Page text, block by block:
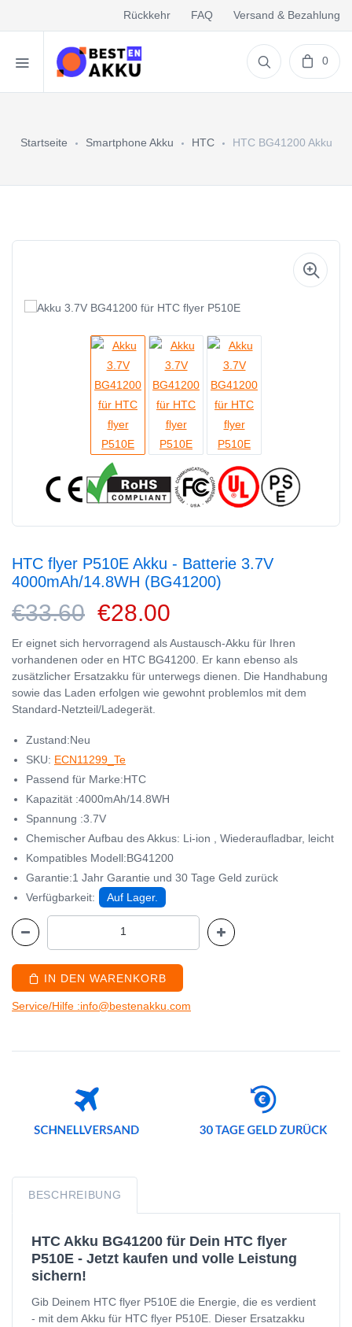
Rückkehr FAQ Versand & Bezahlung
0
Startseite Smartphone Akku HTC HTC BG41200 Akku
HTC flyer P510E Akku - Batterie 3.7V
4000mAh/14.8WH (BG41200)
€33.60 €28.00
Er eignet sich hervorragend als Austausch-Akku für Ihren
vorhandenen oder en HTC BG41200. Er kann ebenso als
zusätzlicher Ersatzakku für unterwegs dienen. Die Handhabung
sowie das Laden erfolgen wie gewohnt problemlos mit dem
Standard-Netzteil/Ladegerät.
Zustand:Neu
SKU: ECN11299_Te
Passend für Marke:HTC
Kapazität :4000mAh/14.8WH
Spannung :3.7V
Chemischer Aufbau des Akkus: Li-ion , Wiederaufladbar, leicht
Kompatibles Modell:BG41200
Garantie:1 Jahr Garantie und 30 Tage Geld zurück
Verfügbarkeit:
Auf Lager.
IN DEN WARENKORB
Service/Hilfe :info@bestenakku.com
BESCHREIBUNG
HTC Akku BG41200 für Dein HTC flyer
P510E - Jetzt kaufen und volle Leistung
sichern!
Gib Deinem HTC flyer P510E die Energie, die es verdient
- mit dem Akku für HTC flyer P510E. Dieser Ersatzakku